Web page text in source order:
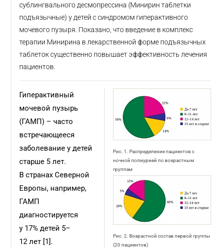
сублингвального десмопрессина (Минирин таблетки
подъязычные) у детей с синдромом гиперактивного
мочевого пузыря. Показано, что введение в комплекс
терапии Минирина в лекарственной форме подъязычных
таблеток существенно повышает эффективность лечения
пациентов.
Рис. 1. Распределение пациентов с
ночной полиурией по возрастным
группам
Рис. 2. Возрастной состав первой группы
(20 пациентов)
Гиперактивный
мочевой пузырь
(ГАМП) – часто
встречающееся
заболевание у детей
старше 5 лет.
В странах Северной
Европы, например,
ГАМП
диагностируется
у 17% детей 5–
12 лет [1].